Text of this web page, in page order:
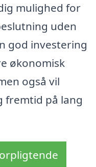
mulighed for
uden
god investering
økonomisk
også vil
på lang